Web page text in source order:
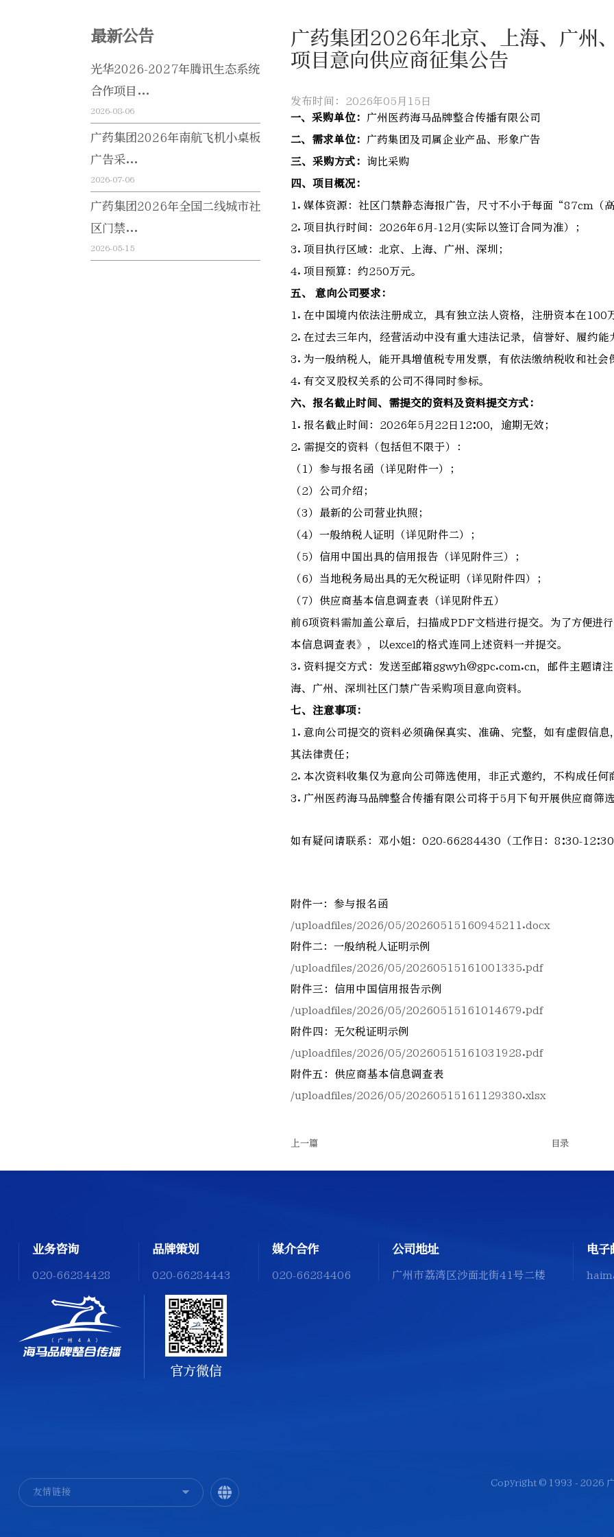
广药集团2026年北京、上海、广州
项目意向供应商征集公告
发布时间：2026年05月15日
一、采购单位： 广州医药海马品牌整合传播有限公司
二、需求单位： 广药集团及司属企业产品、形象广告
三、采购方式： 询比采购
四、项目概况：
1. 媒体资源：社区门禁静态海报广告，尺寸不小于每面“87cm（
2. 项目执行时间：2026年6月-12月(实际以签订合同为准）；
3. 项目执行区域：北京、上海、广州、深圳；
4. 项目预算：约250万元。
五、 意向公司要求：
1. 在中国境内依法注册成立，具有独立法人资格，注册资本在100
2. 在过去三年内，经营活动中没有重大违法记录，信誉好、履约能
3. 为一般纳税人，能开具增值税专用发票，有依法缴纳税收和社会
4. 有交叉股权关系的公司不得同时参标。
六、报名截止时间、需提交的资料及资料提交方式：
1. 报名截止时间：2026年5月22日12:00，逾期无效；
2. 需提交的资料（包括但不限于）：
（1）参与报名函（详见附件一）；
（2）公司介绍；
（3）最新的公司营业执照；
（4）一般纳税人证明（详见附件二）；
（5）信用中国出具的信用报告（详见附件三）；
（6）当地税务局出具的无欠税证明（详见附件四）；
（7）供应商基本信息调查表（详见附件五）
前6项资料需加盖公章后，扫描成PDF文档进行提交。为了方便进
本信息调查表》，以excel的格式连同上述资料一并提交。
3. 资料提交方式：发送至邮箱ggwyh@gpc.com.cn，邮件主题请
海、广州、深圳社区门禁广告采购项目意向资料。
七、注意事项：
1. 意向公司提交的资料必须确保真实、准确、完整，如有虚假信
其法律责任；
2. 本次资料收集仅为意向公司筛选使用，非正式邀约，不构成任何
3. 广州医药海马品牌整合传播有限公司将于5月下旬开展供应商筛
如有疑问请联系：邓小姐：020-66284430（工作日：8:30-
附件一：参与报名函
/uploadfiles/2026/05/20260515160945211.docx
附件二：一般纳税人证明示例
/uploadfiles/2026/05/20260515161001335.pdf
附件三：信用中国信用报告示例
/uploadfiles/2026/05/20260515161014679.pdf
附件四：无欠税证明示例
/uploadfiles/2026/05/20260515161031928.pdf
附件五：供应商基本信息调查表
/uploadfiles/2026/05/20260515161129380.xlsx
上一篇 目录
最新公告
光华2026-2027年腾讯生态系统
合作项目...
2026-08-06
广药集团2026年南航飞机小桌板
广告采...
2026-07-06
广药集团2026年全国二线城市社
区门禁...
2026-05-15
业务咨询
020-66284428
品牌策划
020-66284443
媒介合作
020-66284406
公司地址
广州市荔湾区沙面北街41号二楼
电子
官方微信
友情链接
Copyright © 1993 - 2026